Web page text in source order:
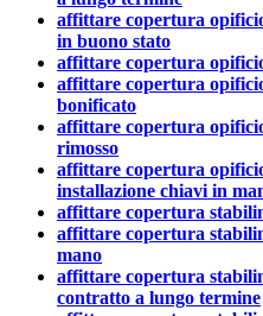
affittare copertura
in buono stato
affittare copertura
affittare copertura
bonificato
affittare copertura
rimosso
affittare copertura
installazione chiavi in
affittare copertura
affittare copertura
mano
affittare copertura
contratto a lungo termine